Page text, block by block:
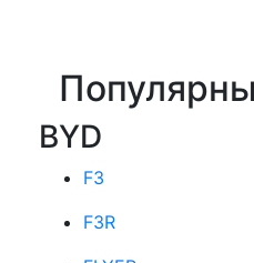
BYD
F3
F3R